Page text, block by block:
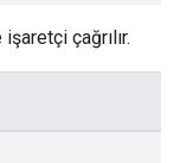
çağrılır.